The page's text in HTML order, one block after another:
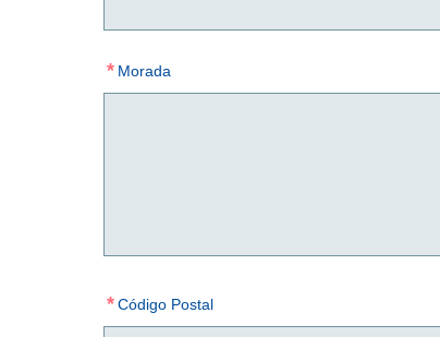
* Morada
*Código Postal